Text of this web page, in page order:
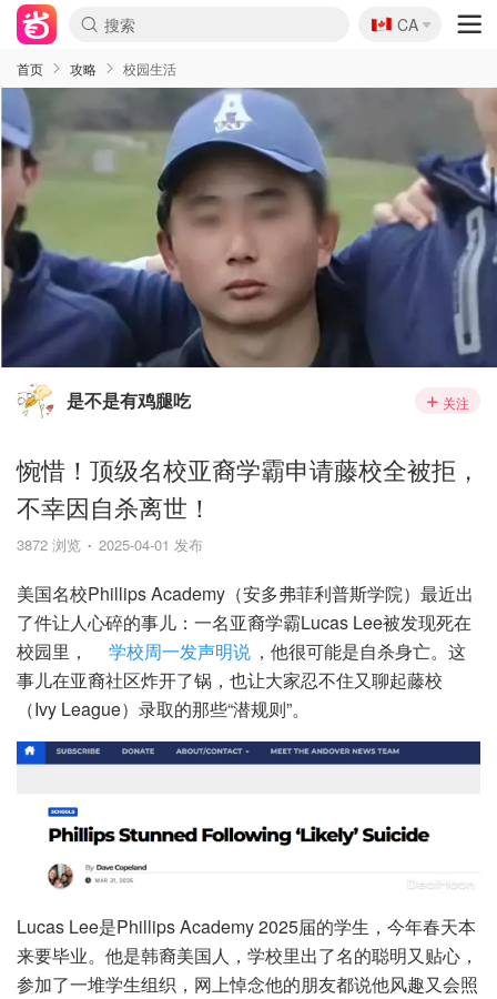
🇨🇦
CA
首页 攻略 校园生活
是不是有鸡腿吃 关注
惋惜！顶级名校亚裔学霸申请藤校全被拒，
不幸因自杀离世！
3872 浏览 2025-04-01 发布
美国名校Phillips Academy（安多弗菲利普斯学院）最近出
了件让人心碎的事儿：一名亚裔学霸Lucas Lee被发现死在
校园里，
学校周一发声明说 ，他很可能是自杀身亡。这
事儿在亚裔社区炸开了锅，也让大家忍不住又聊起藤校
（Ivy League）录取的那些“潜规则”。
Lucas Lee是Phillips Academy 2025届的学生，今年春天本
来要毕业。他是韩裔美国人，学校里出了名的聪明又贴心，
参加了一堆学生组织，网上悼念他的朋友都说他风趣又会照